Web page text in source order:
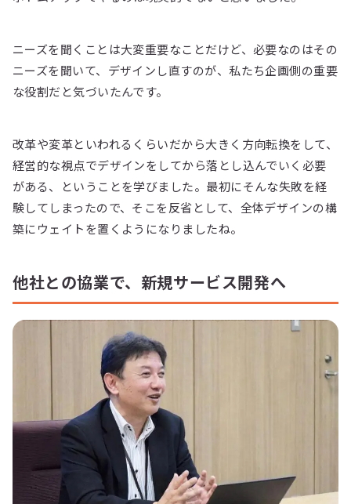
ニーズを聞くことは大変重要なことだけど、必要なのはその
ニーズを聞いて、デザインし直すのが、私たち企画側の重要
な役割だと気づいたんです。
改革や変革といわれるくらいだから大きく方向転換をして、
経営的な視点でデザインをしてから落とし込んでいく必要
がある、ということを学びました。最初にそんな失敗を経
験してしまったので、そこを反省として、全体デザインの構
築にウェイトを置くようになりましたね。
他社との協業で、新規サービス開発へ